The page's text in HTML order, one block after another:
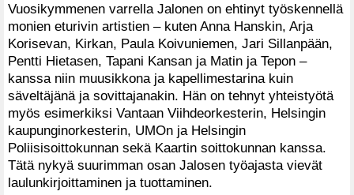
Vuosikymmenen varrella Jalonen on ehtinyt työskennellä
monien eturivin artistien – kuten Anna Hanskin, Arja
Korisevan, Kirkan, Paula Koivuniemen, Jari Sillanpään,
Pentti Hietasen, Tapani Kansan ja Matin ja Tepon –
kanssa niin muusikkona ja kapellimestarina kuin
säveltäjänä ja sovittajanakin. Hän on tehnyt yhteistyötä
myös esimerkiksi Vantaan Viihdeorkesterin, Helsingin
kaupunginorkesterin, UMOn ja Helsingin
Poliisisoittokunnan sekä Kaartin soittokunnan kanssa.
Tätä nykyä suurimman osan Jalosen työajasta vievät
laulunkirjoittaminen ja tuottaminen.